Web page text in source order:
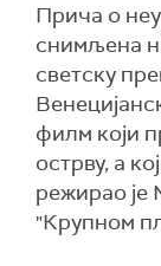
Прича о
снимљена
светску
филм који
острву, а
режирао је
"Крупном